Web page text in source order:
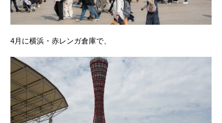
4月に横浜・赤レンガ倉庫で、